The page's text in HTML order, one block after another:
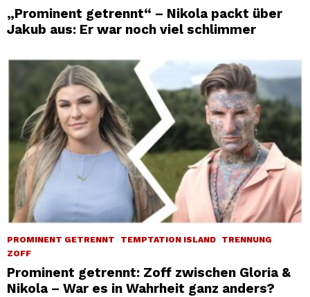
„Prominent getrennt“ – Nikola packt über
Jakub aus: Er war noch viel schlimmer
PROMINENT GETRENNT TEMPTATION ISLAND
TRENNUNG
ZOFF
Prominent getrennt: Zoff zwischen Gloria &
Nikola – War es in Wahrheit ganz anders?